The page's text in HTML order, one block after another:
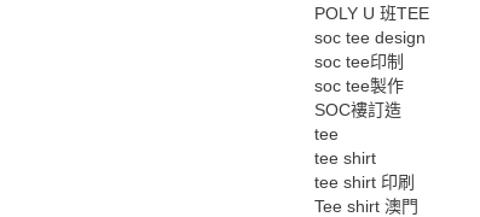
POLY U 班TEE
soc tee design
soc tee印制
soc tee製作
SOC褸訂造
tee
tee shirt
tee shirt 印刷
Tee shirt 澳門